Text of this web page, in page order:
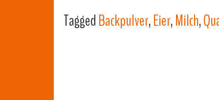
TaggedBackpulver,Eier,Milch,